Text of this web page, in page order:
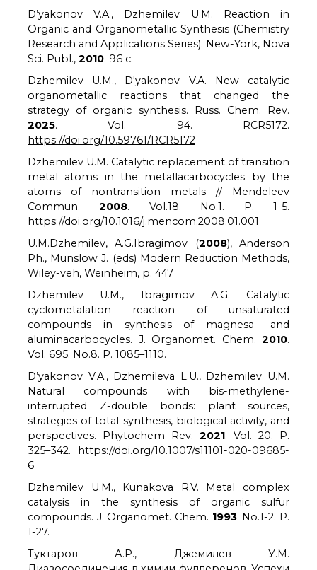
D’yakonov V.A., Dzhemilev U.M. Reaction in
Organic and Organometallic Synthesis (Chemistry
Research and Applications Series). New-York, Nova
Sci. Publ., 2010. 96 с.
Dzhemilev U.M., D'yakonov V.A. New catalytic
organometallic reactions that changed the
strategy of organic synthesis. Russ. Chem. Rev.
2025. Vol. 94. RCR5172.
https://doi.org/10.59761/RCR5172
Dzhemilev U.M. Catalytic replacement of transition
metal atoms in the metallacarbocycles by the
atoms of nontransition metals // Mendeleev
Commun.2008. Vol.18. No.1. P. 1-5.
https://doi.org/10.1016/j.mencom.2008.01.001
U.M.Dzhemilev, A.G.Ibragimov (2008), Anderson
Ph., Munslow J. (eds) Modern Reduction Methods,
Wiley-veh, Weinheim, p. 447
Dzhemilev U.M., Ibragimov A.G. Catalytic
cyclometalation reaction of unsaturated
compounds in synthesis of magnesa- and
aluminacarbocycles. J. Organomet. Chem. 2010.
Vol. 695. No.8. P. 1085–1110.
D’yakonov V.A., Dzhemileva L.U., Dzhemilev U.M.
Natural compounds with bis-methylene-
interrupted Z-double bonds: plant sources,
strategies of total synthesis, biological activity, and
perspectives. Phytochem Rev. 2021. Vol. 20. P.
325–342. https://doi.org/10.1007/s11101-020-09685-
6
Dzhemilev U.M., Kunakova R.V. Metal complex
catalysis in the synthesis of organic sulfur
compounds. J. Organomet. Chem. 1993. No.1-2. P.
1-27.
Туктаров А.Р., Джемилев У.М.